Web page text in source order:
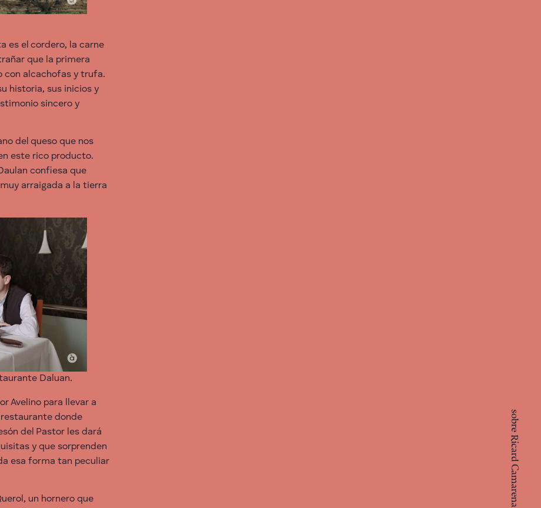
sobre Ricard Camarena
es el cordero, la carne
que la primera
con alcachofas y trufa.
historia, sus inicios y
sincero y
del queso que nos
este rico producto.
confiesa que
arraigada a la tierra
Daluan.
Avelino para llevar a
restaurante donde
del Pastor les dará
y que sorprenden
esa forma tan peculiar
un hornero que